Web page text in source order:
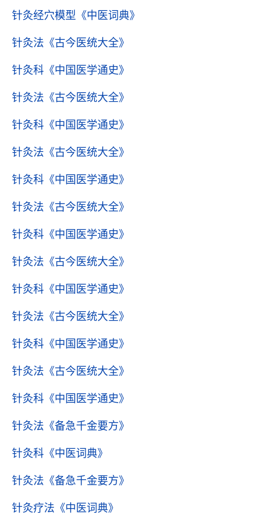
针灸经穴模型 《中医词典》
针灸法 《古今医统大全》
针灸科 《中国医学通史》
针灸法 《古今医统大全》
针灸科 《中国医学通史》
针灸法 《古今医统大全》
针灸科 《中国医学通史》
针灸法 《古今医统大全》
针灸科 《中国医学通史》
针灸法 《古今医统大全》
针灸科 《中国医学通史》
针灸法 《古今医统大全》
针灸科 《中国医学通史》
针灸法 《古今医统大全》
针灸科 《中国医学通史》
针灸法 《备急千金要方》
针灸科 《中医词典》
针灸法 《备急千金要方》
针灸疗法 《中医词典》